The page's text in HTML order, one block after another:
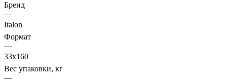
Бренд
—
Italon
Формат
—
33х160
Вес упаковки, кг
—